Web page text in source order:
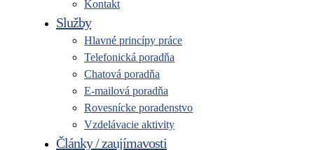
Kontakt
Služby
Hlavné princípy práce
Telefonická poradňa
Chatová poradňa
E-mailová poradňa
Rovesnícke poradenstvo
Vzdelávacie aktivity
Články / zaujímavosti